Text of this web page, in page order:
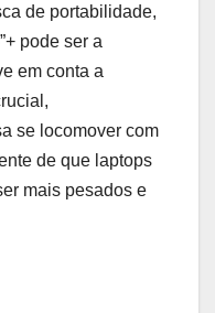
de portabilidade,
pode ser a
em conta a
se locomover com
de que laptops
mais pesados e